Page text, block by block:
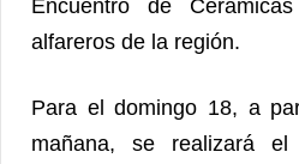
Encuentro de
alfareros de la región.
Para el domingo 18, a
mañana, se realizará